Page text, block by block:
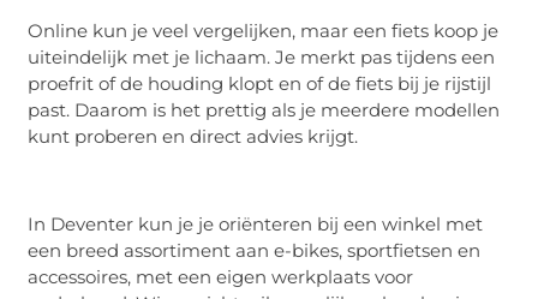
Online kun je veel vergelijken, maar een fiets koop je
uiteindelijk met je lichaam. Je merkt pas tijdens een
proefrit of de houding klopt en of de fiets bij je rijstijl
past. Daarom is het prettig als je meerdere modellen
kunt proberen en direct advies krijgt.
In Deventer kun je je oriënteren bij een winkel met
een breed assortiment aan e-bikes, sportfietsen en
accessoires, met een eigen werkplaats voor